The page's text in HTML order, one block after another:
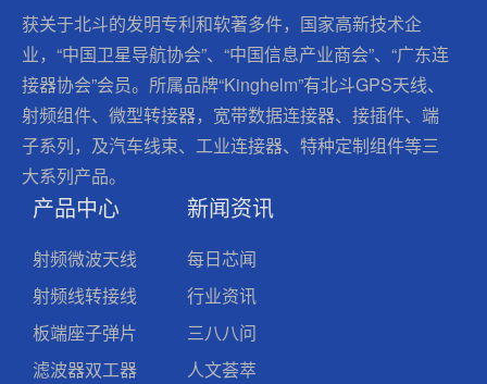
获关于北斗的发明专利和软著多件，国家高新技术企
业，“中国卫星导航协会”、“中国信息产业商会”、“广东连
接器协会”会员。所属品牌“Kinghelm”有北斗GPS天线、
射频组件、微型转接器，宽带数据连接器、接插件、端
子系列，及汽车线束、工业连接器、特种定制组件等三
大系列产品。
产品中心
射频微波天线
射频线转接线
板端座子弹片
滤波器双工器
新闻资讯
每日芯闻
行业资讯
三八八问
人文荟萃